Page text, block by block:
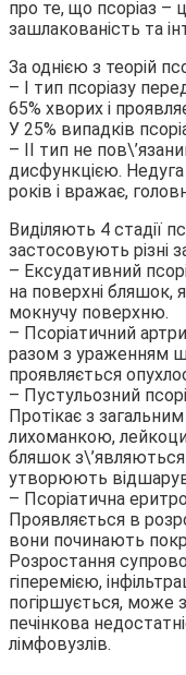
про те, що псоріаз –
зашлакованість та
За однією з теорій
– I тип псоріазу
65% хворих і
У 25% випадків
– II тип не
дисфункцією.
років і вражає,
Виділяють 4 стадії
застосовують різні
– Ексудативний
на поверхні бляшок,
мокнучу поверхню.
– Псоріатичний
разом з ураженням
проявляється
– Пустульозний
Протікає з
лихоманкою,
бляшок з\’являються
утворюють
– Псоріатична
Проявляється в
вони починають
Розростання
гіперемією,
погіршується, може
печінкова
лімфовузлів.